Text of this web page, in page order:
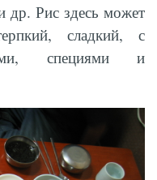
др. Рис здесь может
сладкий, с
специями и